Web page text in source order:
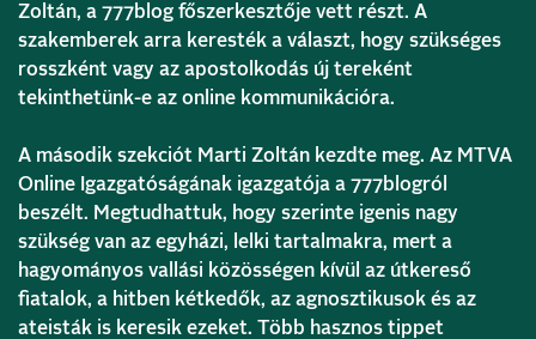
Zoltán, a 777blog főszerkesztője vett részt. A
szakemberek arra keresték a választ, hogy szükséges
rosszként vagy az apostolkodás új tereként
tekinthetünk-e az online kommunikációra.
A második szekciót Marti Zoltán kezdte meg. Az MTVA
Online Igazgatóságának igazgatója a 777blogról
beszélt. Megtudhattuk, hogy szerinte igenis nagy
szükség van az egyházi, lelki tartalmakra, mert a
hagyományos vallási közösségen kívül az útkereső
fiatalok, a hitben kétkedők, az agnosztikusok és az
ateisták is keresik ezeket. Több hasznos tippet